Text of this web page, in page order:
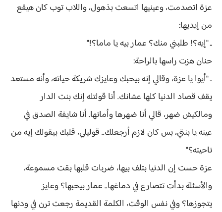
عزة اتصدمت، وعينيها اتسعت بذهول، واللاب توب كان هيقع
من إيديها:
ـ "إيه؟! طلبني منك؟ عمار بيه يا ماما؟!"
حنان هزت راسها بالراحة:
ـ "أيوا يا عزة، وقالي إنه بيحبك وعايزك شريكة حياته، وأنه مستعد
يقف قصاد الدنيا كلها عشانك. أنا قولتله إنك بنت الدار
ومالكيش ضهر، قالي أنا ضهرها وأمانها. أنا شايفة الصدق في
عينه يا بنتي، بس كان لازم أرجعلك.. قوليلي، قلبك بيقولك إيه من
ناحيته؟"
عزة حست إن الدنيا بتلف بيها، ضربات قلبها بقت مسموعة،
والأسئلة بدأت تتصارع في دماغها.. عمار بيحبها؟ وعايز
يتجوزها؟ وفي نفس الوقت، الكلمة القديمة رجعت ترن في ودنها